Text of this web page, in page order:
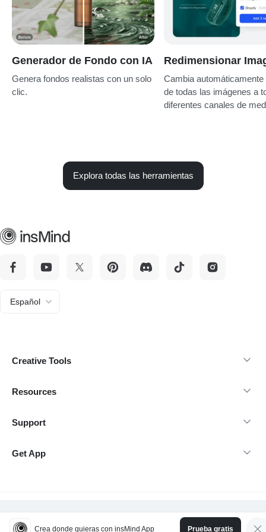
Generador de Fondo con IA
Genera fondos realistas con un solo
clic.
Redimensionar
Cambia automáticamente
de todas las imágenes a
diferentes canales de
Explora todas las herramientas
Español
Creative Tools
Resources
Support
Get App
Derechos de autor 2026 insMind-Todos los derechos reservados.
Crea donde quieras con insMind App Prueba gratis